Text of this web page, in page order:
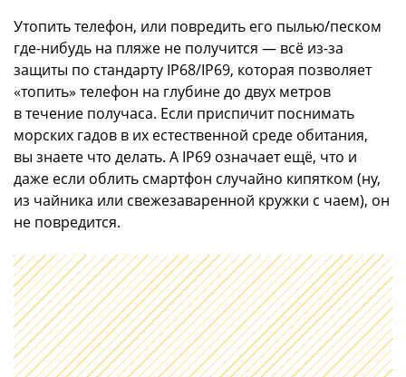
Утопить телефон, или повредить его пылью/песком
где-нибудь на пляже не получится — всё из-за
защиты по стандарту IP68/IP69, которая позволяет
«топить» телефон на глубине до двух метров
в течение получаса. Если приспичит поснимать
морских гадов в их естественной среде обитания,
вы знаете что делать. А IP69 означает ещё, что и
даже если облить смартфон случайно кипятком (ну,
из чайника или свежезаваренной кружки с чаем), он
не повредится.